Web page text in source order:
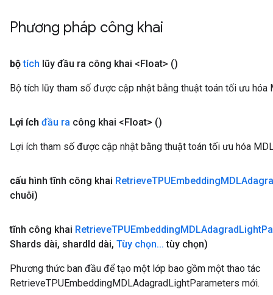
Phương pháp công khai
bộ tích lũy đầu ra công khai <Float> ()
Bộ tích lũy tham số được cập nhật bằng thuật toán tối ưu hóa
Lợi ích đầu ra công khai <Float> ()
Lợi ích tham số được cập nhật bằng thuật toán tối ưu hóa
cấu hình tĩnh công khai RetrieveTPUEmbedding
chuỗi)
tĩnh công khai RetrieveTPUEmbeddingMDLAdagradLight
Shards dài, shardId dài, Tùy chọn... tùy chọn)
Phương thức ban đầu để tạo một lớp bao gồm một thao tác
RetrieveTPUEmbeddingMDLAdagradLightParameters mới.